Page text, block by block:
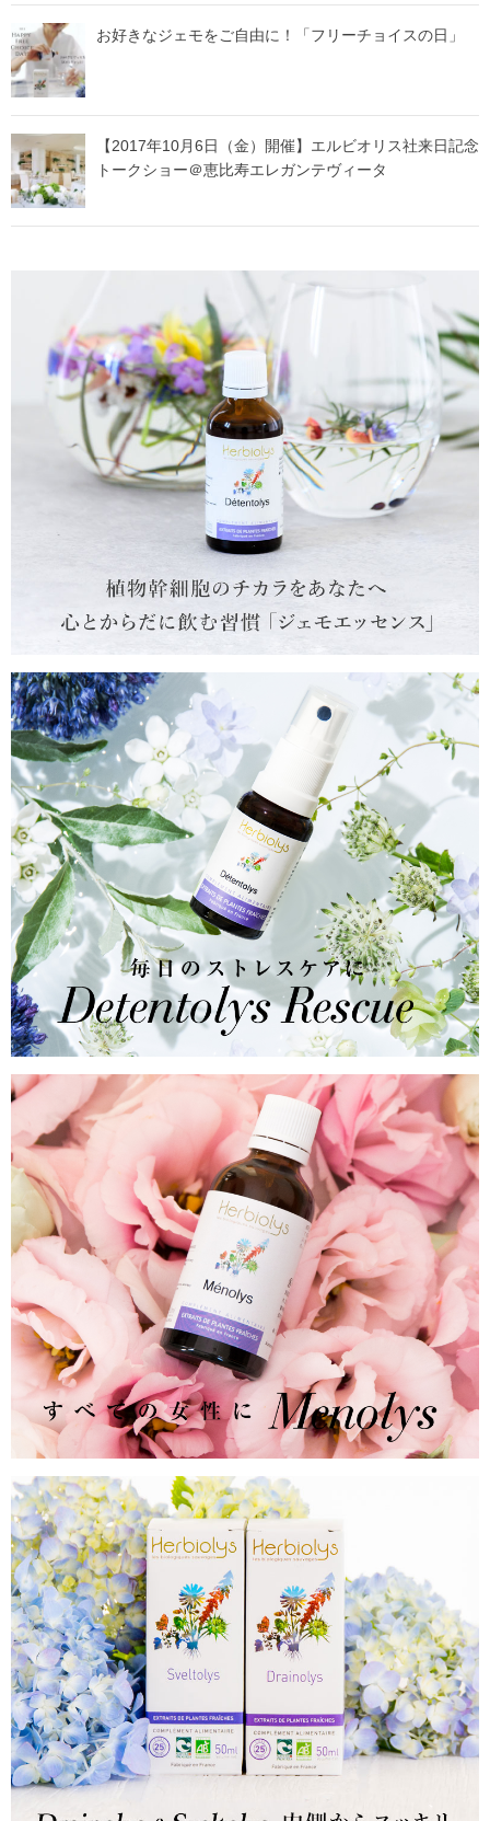
お好きなジェモをご自由に！「フリーチョイスの日」
【2017年10月6日（金）開催】エルビオリス社来日記念
トークショー＠恵比寿エレガンテヴィータ